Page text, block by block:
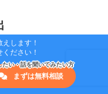
への手続き」は一
します！
ださい！
まずは無料相談